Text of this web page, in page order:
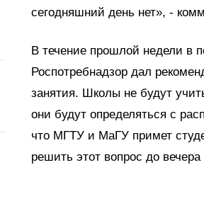
сегодняшний день нет», -
В течение прошлой недели в
Роспотребнадзор дал
занятия. Школы не будут
они будут определяться с
что МГТУ и МаГУ примет
решить этот вопрос до